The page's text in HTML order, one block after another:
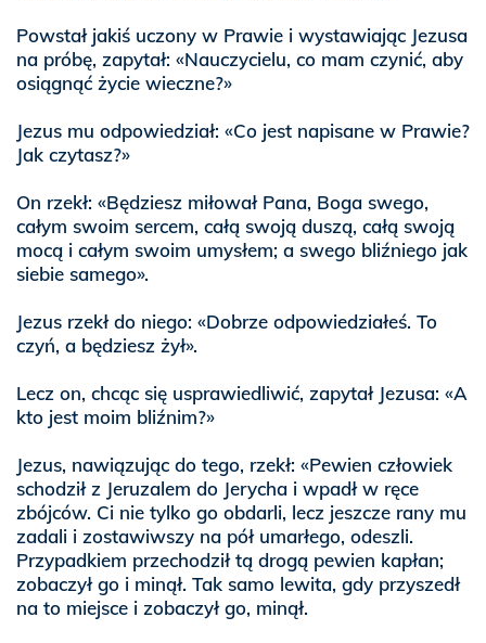
Powstał jakiś uczony w Prawie i wystawiając Jezusa
na próbę, zapytał: «Nauczycielu, co mam czynić, aby
osiągnąć życie wieczne?»
Jezus mu odpowiedział: «Co jest napisane w Prawie?
Jak czytasz?»
On rzekł: «Będziesz miłował Pana, Boga swego,
całym swoim sercem, całą swoją duszą, całą swoją
mocą i całym swoim umysłem; a swego bliźniego jak
siebie samego».
Jezus rzekł do niego: «Dobrze odpowiedziałeś. To
czyń, a będziesz żył».
Lecz on, chcąc się usprawiedliwić, zapytał Jezusa: «A
kto jest moim bliźnim?»
Jezus, nawiązując do tego, rzekł: «Pewien człowiek
schodził z Jeruzalem do Jerycha i wpadł w ręce
zbójców. Ci nie tylko go obdarli, lecz jeszcze rany mu
zadali i zostawiwszy na pół umarłego, odeszli.
Przypadkiem przechodził tą drogą pewien kapłan;
zobaczył go i minął. Tak samo lewita, gdy przyszedł
na to miejsce i zobaczył go, minął.